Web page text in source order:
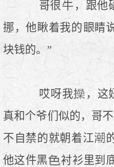
哥很 ，跟他
挪，他瞅着我的
睛
块钱的。”
哎呀我 ，这
真和个爷们似的，哥
不自禁的就朝着江
他这件黑
衬衫里到